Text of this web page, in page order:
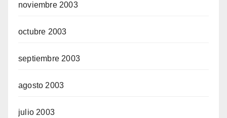
noviembre 2003
octubre 2003
septiembre 2003
agosto 2003
julio 2003